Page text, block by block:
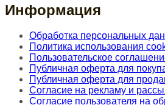
Информация
Обработка персональных
Политика использования
Пользовательское
Публичная оферта для
Публичная оферта для
Согласие на рекламу и
Согласие пользователя на